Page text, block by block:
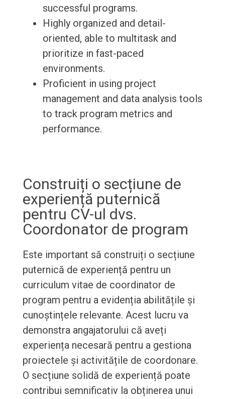
successful programs.
Highly organized and detail-
oriented, able to multitask and
prioritize in fast-paced
environments.
Proficient in using project
management and data analysis tools
to track program metrics and
performance.
Construiți o secțiune de
experiență puternică
pentru CV-ul dvs.
Coordonator de program
Este important să construiți o secțiune
puternică de experiență pentru un
curriculum vitae de coordinator de
program pentru a evidenția abilitățile și
cunoștințele relevante. Acest lucru va
demonstra angajatorului că aveți
experiența necesară pentru a gestiona
proiectele și activitățile de coordonare.
O secțiune solidă de experiență poate
contribui semnificativ la obținerea unui